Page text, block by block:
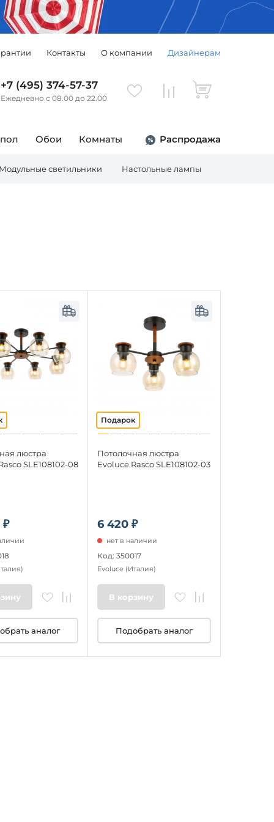
Контакты О компании Дизайнерам
+7 (495) 374-57-37
Ежедневно с 08.00 до 22.00
Обои Комнаты Распродажа
светильники Настольные лампы
₽
люстра
SLE108102-08
аналог
6 420 ₽
Потолочная люстра
Evoluce Rasco SLE108102-03
нет в наличии
Код: 350017
Evoluce (Италия)
В корзину
Подобрать аналог